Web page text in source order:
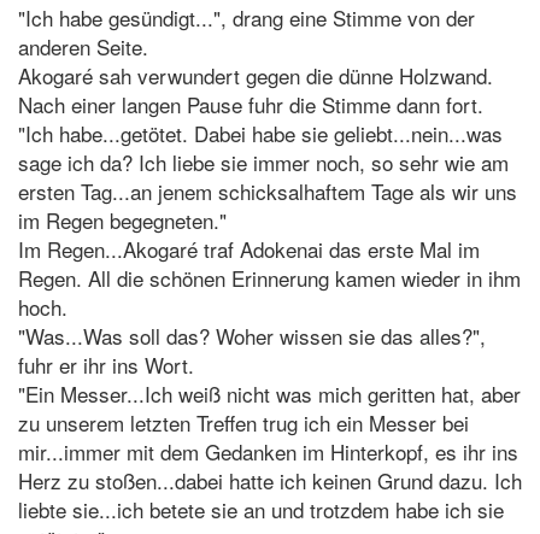
"Ich habe gesündigt...", drang eine Stimme von der
anderen Seite.
Akogaré sah verwundert gegen die dünne Holzwand.
Nach einer langen Pause fuhr die Stimme dann fort.
"Ich habe...getötet. Dabei habe sie geliebt...nein...was
sage ich da? Ich liebe sie immer noch, so sehr wie am
ersten Tag...an jenem schicksalhaftem Tage als wir uns
im Regen begegneten."
Im Regen...Akogaré traf Adokenai das erste Mal im
Regen. All die schönen Erinnerung kamen wieder in ihm
hoch.
"Was...Was soll das? Woher wissen sie das alles?",
fuhr er ihr ins Wort.
"Ein Messer...Ich weiß nicht was mich geritten hat, aber
zu unserem letzten Treffen trug ich ein Messer bei
mir...immer mit dem Gedanken im Hinterkopf, es ihr ins
Herz zu stoßen...dabei hatte ich keinen Grund dazu. Ich
liebte sie...ich betete sie an und trotzdem habe ich sie